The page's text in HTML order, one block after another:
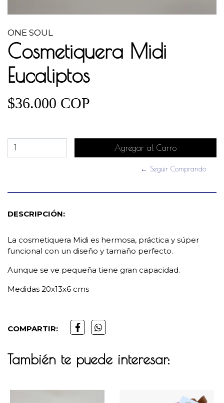
ONE SOUL
Cosmetiquera Midi
Eucaliptos
$36.000 COP
← Seguir Comprando
DESCRIPCIÓN:
La cosmetiquera Midi es hermosa, práctica y súper
funcional con un diseño y tamaño perfecto.
Aunque se ve pequeña tiene gran capacidad.
Medidas 20x13x6 cms
COMPARTIR:
También te puede interesar: